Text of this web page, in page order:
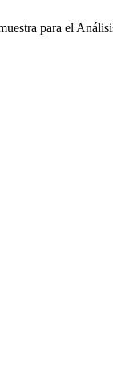
para el